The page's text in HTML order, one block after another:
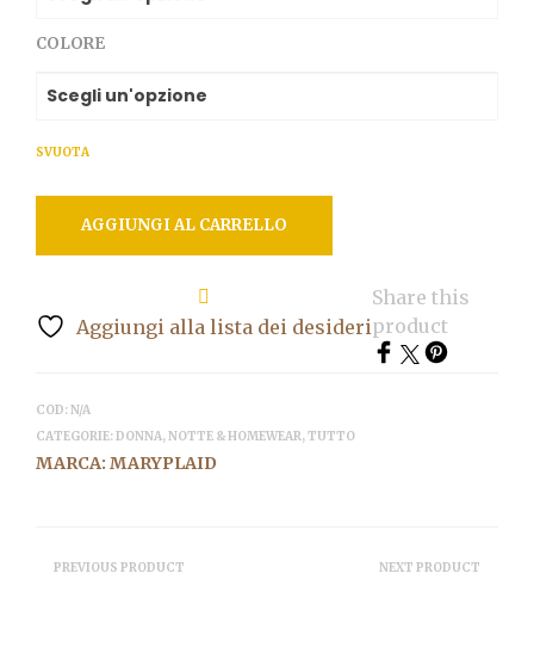
COLORE
SVUOTA
AGGIUNGI AL CARRELLO
Aggiungi alla lista dei desideri
Share this
product
COD:N/A
CATEGORIE:DONNA,NOTTE & HOMEWEAR,TUTTO
MARCA: MARYPLAID
PREVIOUS PRODUCT NEXT PRODUCT